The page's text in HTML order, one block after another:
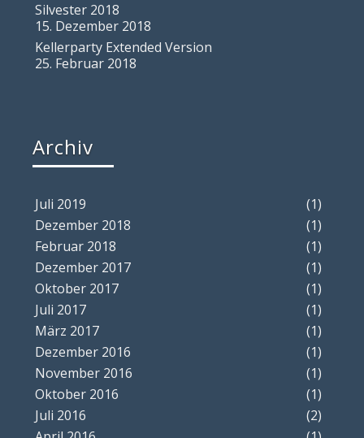
Silvester 2018
15. Dezember 2018
Kellerparty Extended Version
25. Februar 2018
Archiv
Juli 2019
(1)
Dezember 2018
(1)
Februar 2018
(1)
Dezember 2017
(1)
Oktober 2017
(1)
Juli 2017
(1)
März 2017
(1)
Dezember 2016
(1)
November 2016
(1)
Oktober 2016
(1)
Juli 2016
(2)